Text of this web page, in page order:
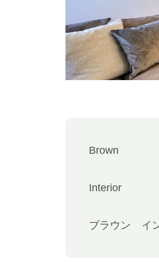
Brown
Interior
ブラウン イ